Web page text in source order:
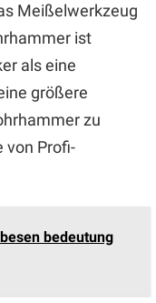
Meißelwerkzeug
ist
als eine
größere
zu
von Profi-
bedeutung